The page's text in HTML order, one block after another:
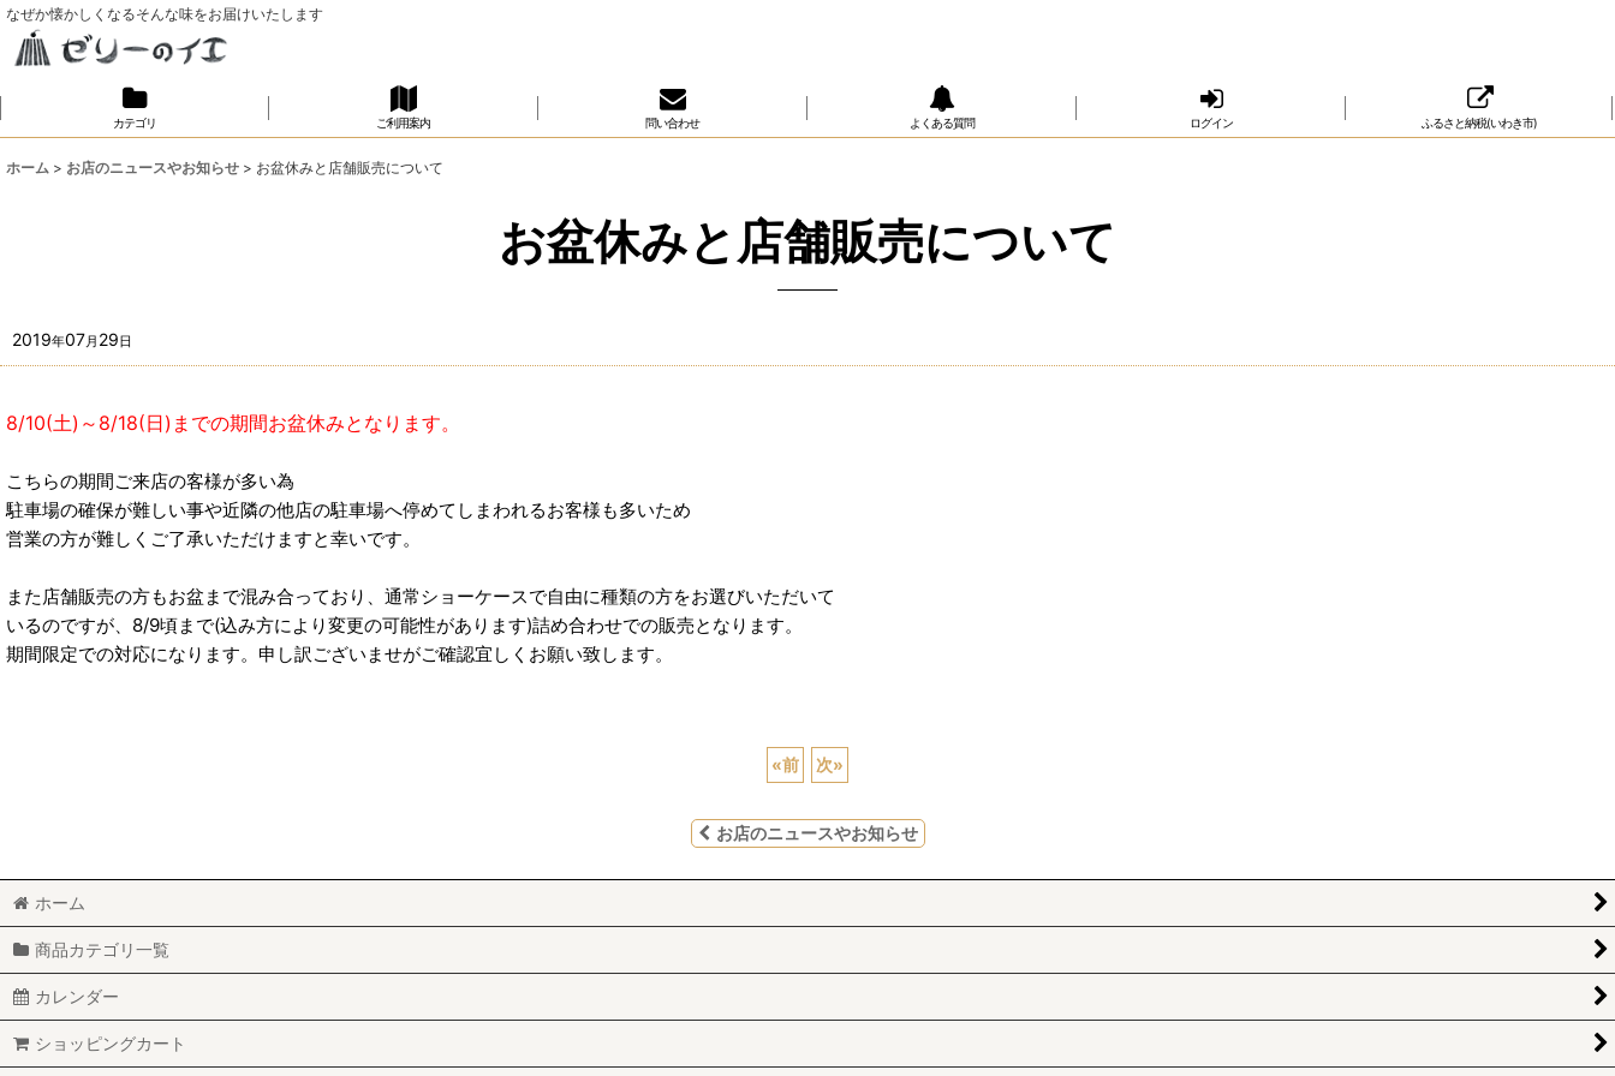
なぜか懐かしくなるそんな味をお届けいたします
カテゴリ ご利用案内 問い合わせ よくある質問 ログイン ふるさと納税(いわき市)
ホーム > お店のニュースやお知らせ > お盆休みと店舗販売について
お盆休みと店舗販売について
2019年07月 29 日
8/10(土)～8/18(日)までの期間お盆休みとなります。
こちらの期間ご来店の客様が多い為
駐車場の確保が難しい事や近隣の他店の駐車場へ停めてしまわれるお客様も多いため
営業の方が難しくご了承いただけますと幸いです。
また店舗販売の方もお盆まで混み合っており、通常ショーケースで自由に種類の方をお選びいただいて
いるのですが、8/9頃まで(込み方により変更の可能性があります)詰め合わせでの販売となります。
期間限定での対応になります。申し訳ございませがご確認宜しくお願い致します。
«前 次»
お店のニュースやお知らせ
ホーム
商品カテゴリ一覧
カレンダー
ショッピングカート